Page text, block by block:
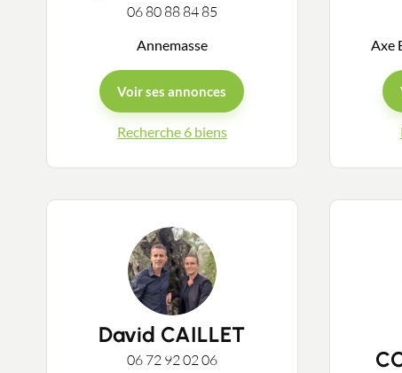
06 80 88 84 85
Annemasse
Voir ses annonces
Recherche 6 biens
Axe
David CAILLET
06 72 92 02 06